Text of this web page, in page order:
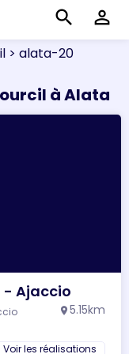
search perm_identity
> alata-20
à Alata
- Ajaccio
location_on 5.15km
Voir les réalisations